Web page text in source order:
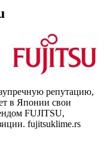
репутацию,
в Японии свои
FUJITSU,
fujitsuklime.rs